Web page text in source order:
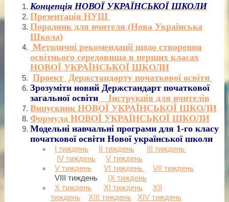
Концепція НОВОЇ УКРАЇНСЬКОЇ ШКОЛИ
Презентація НУШ
Порадник для вчителя (Нова Українська
Школа)
Методичні рекомендації щодо створення
освітнього середовища в перших класах
НОВОЇ УКРАЇНСЬКОЇ ШКОЛИ
Проект Держстандарту початкової освіти
Зрозуміти новий Держстандарт початкової
загальної освіти
Інструкція для вчителів
Випускник НОВОЇ УКРАЇНСЬКОЇ ШКОЛИ
Формула НОВОЇ УКРАЇНСЬКОЇ ШКОЛИ
Модельні навчальні програми для 1-го класу
початкової освіти Нової української школи
І тиждень ІІ тиждень
ІІІ тиждень
ІV тиждень
V тиждень
V тиждень
VІ тиждень
VІІ тиждень
VІІІ тиждень
ІХ тиждень
Х тиждень
ХІ тиждень
ХІІ
тиждень
ХІІІ тиждень
ХІV тиждень